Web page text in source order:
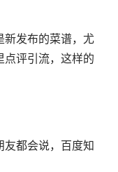
新发布的菜谱，尤
点评引流，这样的
友都会说，百度知